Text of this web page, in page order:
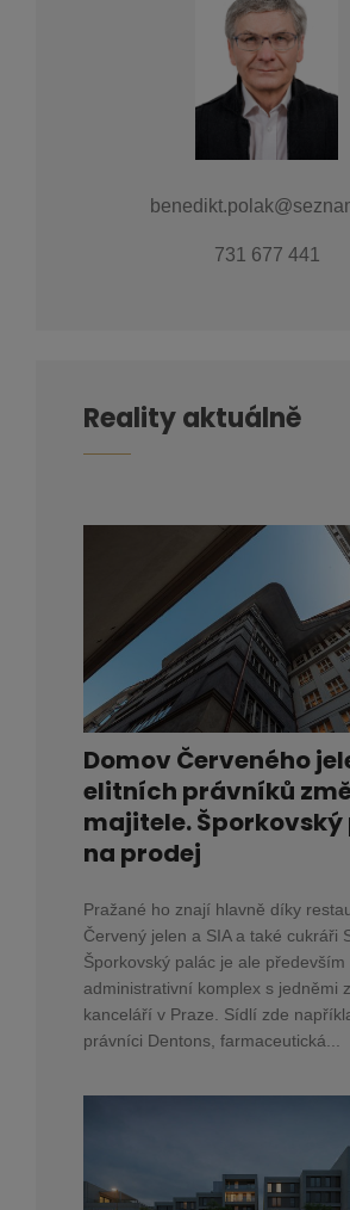
731 677 441
Reality aktuálně
Domov Červeného
elitních právníků
majitele. Šporkovský
na prodej
Pražané ho znají hlavně díky
Červený jelen a SIA a také cukráři
Šporkovský palác je ale především
administrativní komplex s jedněmi
kanceláří v Praze. Sídlí zde
právníci Dentons, farmaceutická...